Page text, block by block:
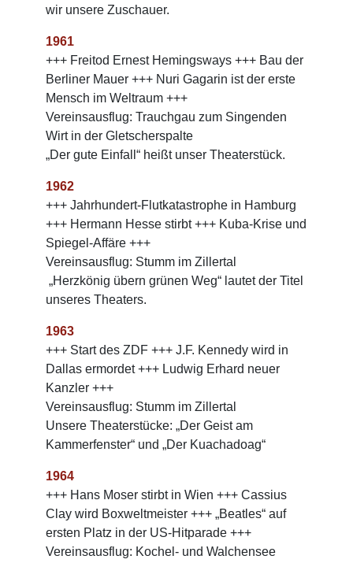
wir unsere Zuschauer.
1961
+++ Freitod Ernest Hemingsways +++ Bau der
Berliner Mauer +++ Nuri Gagarin ist der erste
Mensch im Weltraum +++
Vereinsausflug: Trauchgau zum Singenden
Wirt in der Gletscherspalte
„Der gute Einfall“ heißt unser Theaterstück.
1962
+++ Jahrhundert-Flutkatastrophe in Hamburg
+++ Hermann Hesse stirbt +++ Kuba-Krise und
Spiegel-Affäre +++
Vereinsausflug: Stumm im Zillertal
„Herzkönig übern grünen Weg“ lautet der Titel
unseres Theaters.
1963
+++ Start des ZDF +++ J.F. Kennedy wird in
Dallas ermordet +++ Ludwig Erhard neuer
Kanzler +++
Vereinsausflug: Stumm im Zillertal
Unsere Theaterstücke: „Der Geist am
Kammerfenster“ und „Der Kuachadoag“
1964
+++ Hans Moser stirbt in Wien +++ Cassius
Clay wird Boxweltmeister +++ „Beatles“ auf
ersten Platz in der US-Hitparade +++
Vereinsausflug: Kochel- und Walchensee